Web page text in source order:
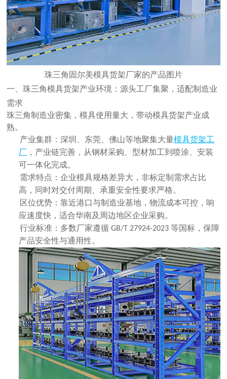
珠三角固尔美模具货架厂家的产品图片
一、珠三角模具货架产业环境：源头工厂集聚，适配制造业
需求
珠三角制造业密集，模具使用量大，带动模具货架产业成
熟。
产业集群：深圳、东莞、佛山等地聚集大量模具货架工
厂 ，产业链完善，从钢材采购、型材加工到喷涂、安装
可一体化完成。
需求特点：企业模具规格差异大，非标定制需求占比
高 ，同时对交付周期、承重安全性要求严格。
区位优势：靠近港口与制造业基地，物流成本可控，响
应速度快，适合华南及周边地区企业采购。
行业标准：多数厂家遵循 GB/T 27924-2023 等国标，保障
产品安全性与通用性。